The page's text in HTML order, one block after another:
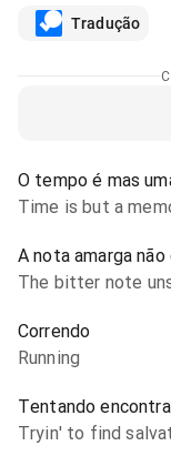
Tradução
O tempo é mas
Time is but a
A nota amarga
The bitter note
Correndo
Running
Tentando
Tryin' to find